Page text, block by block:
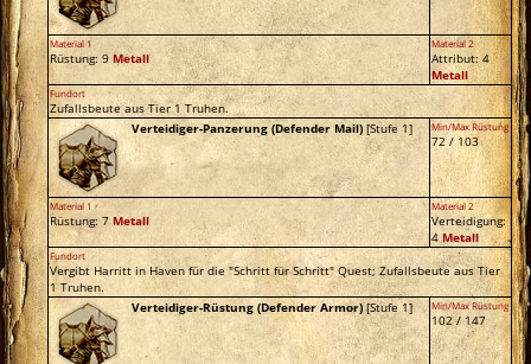
Material 1
Rüstung: 9Metall
Material 2
Attribut: 4
Metall
Fundort
Zufallsbeute aus Tier 1 Truhen.
Verteidiger-Panzerung (Defender Mail)[Stufe 1] Min/Max Rüstung
72 / 103
Material 1
Rüstung: 7Metall
Material 2
Verteidigung:
4Metall
Fundort
Vergibt Harritt in Haven für die "Schritt für Schritt" Quest; Zufallsbeute aus Tier
1 Truhen.
Verteidiger-Rüstung (Defender Armor)[Stufe 1] Min/Max Rüstung
102 / 147